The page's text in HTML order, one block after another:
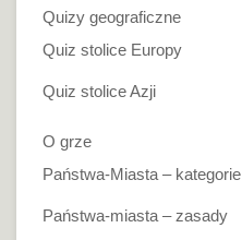
Quizy geograficzne
Quiz stolice Europy
Quiz stolice Azji
O grze
Państwa-Miasta – kategorie
Państwa-miasta – zasady